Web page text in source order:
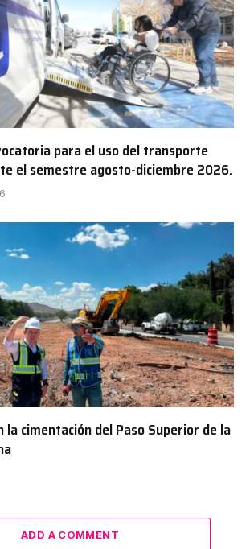
para el uso del transporte
el semestre agosto-diciembre 2026.
la cimentación del Paso Superior de la
ADD A COMMENT